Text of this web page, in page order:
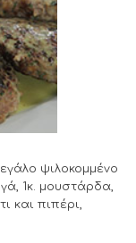
ψιλοκομμένο
1κ. μουστάρδα,
και πιπέρι,